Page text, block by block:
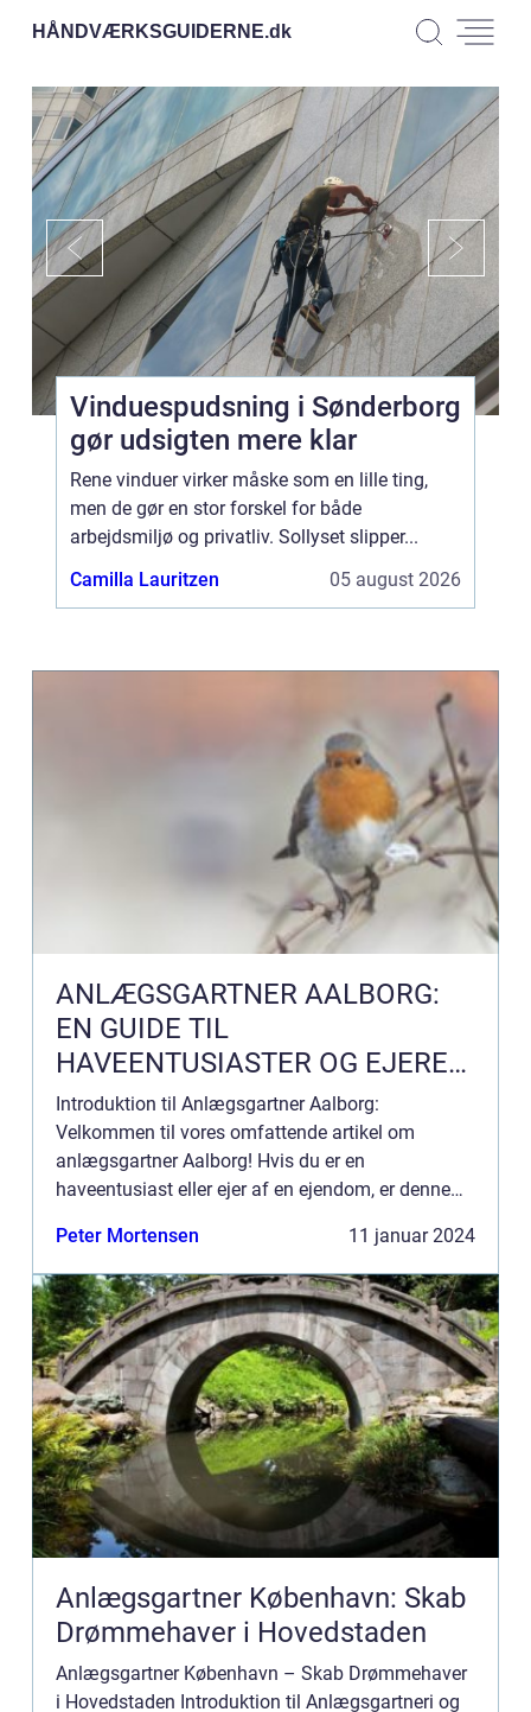
HÅNDVÆRKSGUIDERNE.dk
Vinduespudsning i Sønderborg
gør udsigten mere klar
Rene vinduer virker måske som en lille ting,
men de gør en stor forskel for både
arbejdsmiljø og privatliv. Sollyset slipper...
Camilla Lauritzen
05 august 2026
ANLÆGSGARTNER AALBORG:
EN GUIDE TIL
HAVEENTUSIASTER OG EJERE
AF EJENDOMME
Introduktion til Anlægsgartner Aalborg:
Velkommen til vores omfattende artikel om
anlægsgartner Aalborg! Hvis du er en
haveentusiast eller ejer af en ejendom, er denne
anlægsgartner Aalborg handler om, og ...
Peter Mortensen 11 januar 2024
Anlægsgartner København: Skab
Drømmehaver i Hovedstaden
Anlægsgartner København – Skab Drømmehaver
i Hovedstaden Introduktion til Anlægsgartneri og